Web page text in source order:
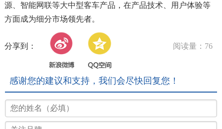
源、智能网联等大中型客车产品，在产品技术、用户体验等
方面成为细分市场领先者。
分享到： 阅读量：76
感谢您的建议和支持，我们会尽快回复您！